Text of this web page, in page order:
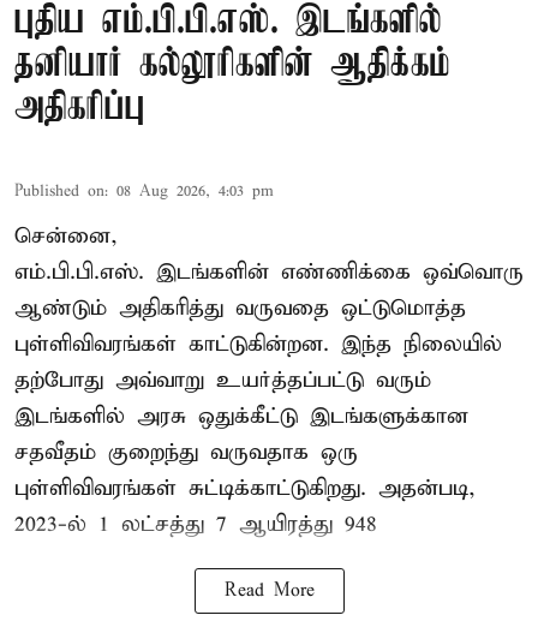
புதிய எம்.பி.பி.எஸ். இடங்களில்
தனியார் கல்லூரிகளின் ஆதிக்கம்
அதிகரிப்பு
Published on: 08 Aug 2026, 4:03 pm
சென்னை,
எம்.பி.பி.எஸ். இடங்களின் எண்ணிக்கை ஒவ்வொரு
ஆண்டும் அதிகரித்து வருவதை ஒட்டுமொத்த
புள்ளிவிவரங்கள் காட்டுகின்றன. இந்த நிலையில்
தற்போது அவ்வாறு உயர்த்தப்பட்டு வரும்
இடங்களில் அரசு ஒதுக்கீட்டு இடங்களுக்கான
சதவீதம் குறைந்து வருவதாக ஒரு
புள்ளிவிவரங்கள் சுட்டிக்காட்டுகிறது. அதன்படி,
2023-ல் 1 லட்சத்து 7 ஆயிரத்து 948
Read More